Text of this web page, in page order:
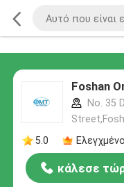
Foshan
No. 35
5.0
κάλεσε